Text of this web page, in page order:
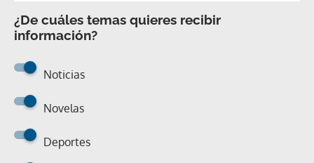
¿De cuáles temas quieres recibir
información?
Noticias
Novelas
Deportes